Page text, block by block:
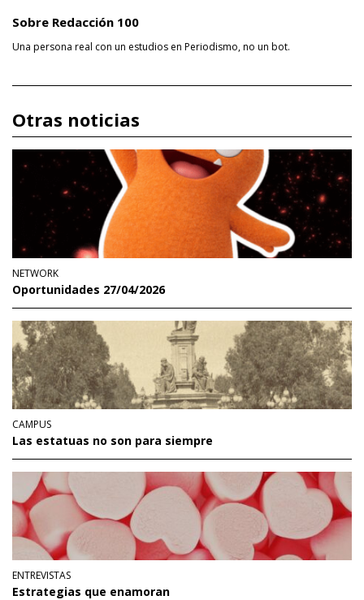
Sobre Redacción 100
Una persona real con un estudios en Periodismo, no un bot.
Otras noticias
NETWORK
Oportunidades 27/04/2026
CAMPUS
Las estatuas no son para siempre
ENTREVISTAS
Estrategias que enamoran